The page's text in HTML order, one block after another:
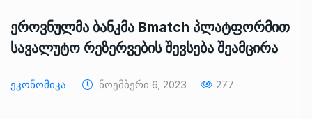
ეროვნულმა ბანკმა Bmatch პლატფორმით
სავალუტო რეზერვების შევსება შეამცირა
Ეკონომიკა Ნოემბერი 6, 2023 277